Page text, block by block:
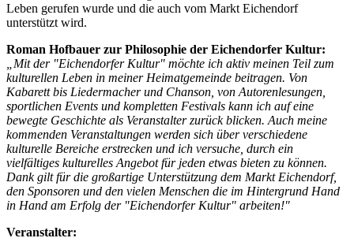
Leben gerufen wurde und die auch vom Markt Eichendorf
unterstützt wird.
Roman Hofbauer zur Philosophie der Eichendorfer Kultur:
„Mit der "Eichendorfer Kultur" möchte ich aktiv meinen Teil zum
kulturellen Leben in meiner Heimatgemeinde beitragen. Von
Kabarett bis Liedermacher und Chanson, von Autorenlesungen,
sportlichen Events und kompletten Festivals kann ich auf eine
bewegte Geschichte als Veranstalter zurück blicken. Auch meine
kommenden Veranstaltungen werden sich über verschiedene
kulturelle Bereiche erstrecken und ich versuche, durch ein
vielfältiges kulturelles Angebot für jeden etwas bieten zu können.
Dank gilt für die großartige Unterstützung dem Markt Eichendorf,
den Sponsoren und den vielen Menschen die im Hintergrund Hand
in Hand am Erfolg der "Eichendorfer Kultur" arbeiten!"
Veranstalter: